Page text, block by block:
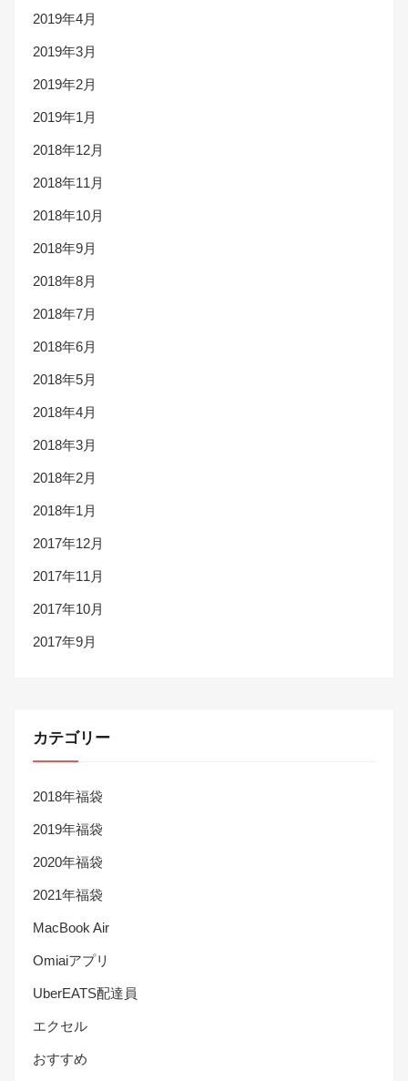
2019年4月
2019年3月
2019年2月
2019年1月
2018年12月
2018年11月
2018年10月
2018年9月
2018年8月
2018年7月
2018年6月
2018年5月
2018年4月
2018年3月
2018年2月
2018年1月
2017年12月
2017年11月
2017年10月
2017年9月
カテゴリー
2018年福袋
2019年福袋
2020年福袋
2021年福袋
MacBook Air
Omiaiアプリ
UberEATS配達員
エクセル
おすすめ